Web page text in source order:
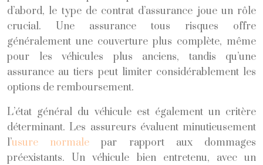
d’abord, le type de contrat d’assurance joue un rôle
crucial. Une assurance tous risques offre
généralement une couverture plus complète, même
pour les véhicules plus anciens, tandis qu’une
assurance au tiers peut limiter considérablement les
options de remboursement.
L’état général du véhicule est également un critère
déterminant. Les assureurs évaluent minutieusement
l’usure normale par rapport aux dommages
préexistants. Un véhicule bien entretenu, avec un